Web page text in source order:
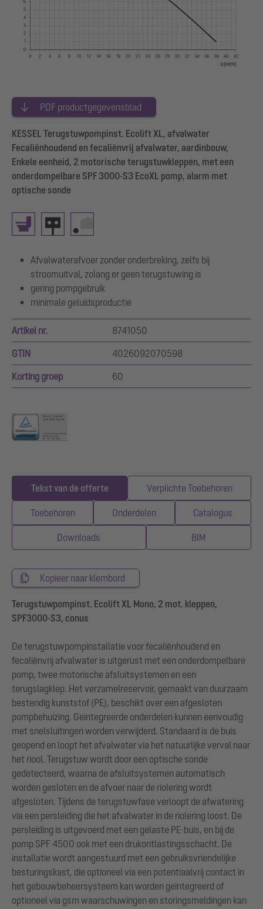
PDF productgegevensblad
KESSEL Terugstuwpompinst. Ecolift XL, afvalwater
Fecaliënhoudend en fecaliënvrij afvalwater, aardinbouw,
Enkele eenheid, 2 motorische terugstuwkleppen, met een
onderdompelbare SPF 3000-S3 EcoXL pomp, alarm met
optische sonde
Afvalwaterafvoer zonder onderbreking, zelfs bij
stroomuitval, zolang er geen terugstuwing is
gering pompgebruik
minimale geluidsproductie
Artikel nr. 8741050
GTIN 4026092070598
Korting groep 60
Tekst van de offerte Verplichte Toebehoren
Toebehoren Onderdelen Catalogus
Downloads BIM
Kopieer naar klembord
Terugstuwpompinst. Ecolift XL Mono, 2 mot. kleppen,
SPF3000-S3, conus
De terugstuwpompinstallatie voor fecaliënhoudend en
fecaliënvrij afvalwater is uitgerust met een onderdompelbare
pomp, twee motorische afsluitsystemen en een
terugslagklep. Het verzamelreservoir, gemaakt van duurzaam
bestendig kunststof (PE), beschikt over een afgesloten
pompbehuizing. Geïntegreerde onderdelen kunnen eenvoudig
met snelsluitingen worden verwijderd. Standaard is de buis
geopend en loopt het afvalwater via het natuurlijke verval naar
het riool. Terugstuw wordt door een optische sonde
gedetecteerd, waarna de afsluitsystemen automatisch
worden gesloten en de afvoer naar de riolering wordt
afgesloten. Tijdens de terugstuwfase verloopt de afwatering
via een persleiding die het afvalwater in de riolering loost. De
persleiding is uitgevoerd met een gelaste PE-buis, en bij de
pomp SPF 4500 ook met een drukontlastingsschacht. De
installatie wordt aangestuurd met een gebruiksvriendelijke
besturingskast, die optioneel via een potentiaalvrij contact in
het gebouwbeheersysteem kan worden geïntegreerd of
optioneel via gsm waarschuwingen en storingsmeldingen kan